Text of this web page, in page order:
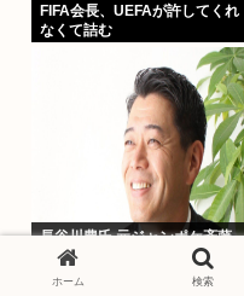
FIFA会長、UEFAが許してくれ
なくて詰む
長谷川豊氏 元ジャンポケ斉藤
の事件に長文で私見 性被害
者・冤罪被害者への取材経験踏
ホーム 検索